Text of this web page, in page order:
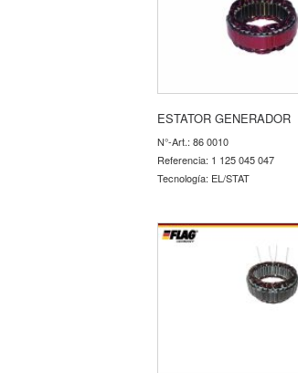
ESTATOR GENERADOR
N°-Art.: 86 0010
Referencia: 1 125 045 047
Tecnología: EL/STAT